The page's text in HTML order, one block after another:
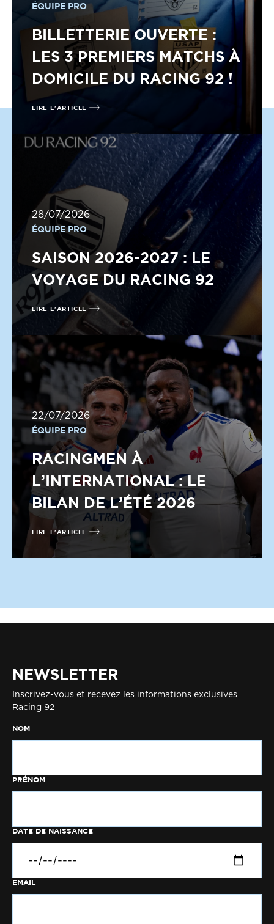
ÉQUIPE PRO
BILLETTERIE OUVERTE :
LES 3 PREMIERS MATCHS À
DOMICILE DU RACING 92 !
LIRE L'ARTICLE
28/07/2026
ÉQUIPE PRO
SAISON 2026-2027 : LE
VOYAGE DU RACING 92
LIRE L'ARTICLE
22/07/2026
ÉQUIPE PRO
RACINGMEN À
L’INTERNATIONAL : LE
BILAN DE L’ÉTÉ 2026
LIRE L'ARTICLE
NEWSLETTER
Inscrivez-vous et recevez les informations exclusives
Racing 92
NOM
PRÉNOM
DATE DE NAISSANCE
EMAIL